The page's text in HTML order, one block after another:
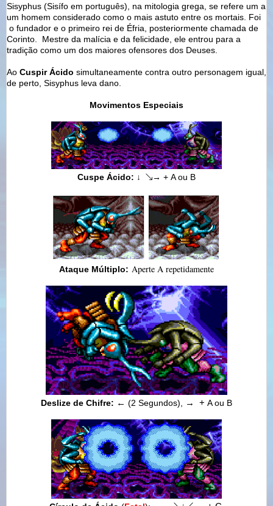
Sisyphus (Sisífo em português), na mitologia grega, se refere um a
um homem considerado como o mais astuto entre os mortais. Foi
o fundador e o primeiro rei de Éfria, posteriormente chamada de
Corinto. Mestre da malícia e da felicidade, ele entrou para a
tradição como um dos maiores ofensores dos Deuses.
Ao Cuspir Ácido simultaneamente contra outro personagem igual,
de perto, Sisyphus leva dano.
Movimentos Especiais
Cuspe Ácido: ↓ ↘→ + A ou B
Ataque Múltiplo: Aperte A repetidamente
Deslize de Chifre: ← (2 Segundos), → + A ou B